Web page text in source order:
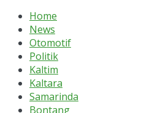
Home
News
Otomotif
Politik
Kaltim
Kaltara
Samarinda
Bontang